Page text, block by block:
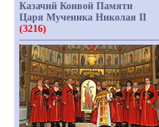
Казачий Конвой Памяти
Царя Мученика Николая II
(3216)